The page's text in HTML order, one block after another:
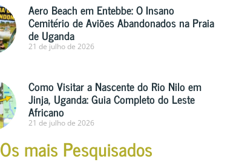
Aero Beach em Entebbe: O Insano
Cemitério de Aviões Abandonados na Praia
de Uganda
21 de julho de 2026
Como Visitar a Nascente do Rio Nilo em
Jinja, Uganda: Guia Completo do Leste
Africano
21 de julho de 2026
Os mais Pesquisados